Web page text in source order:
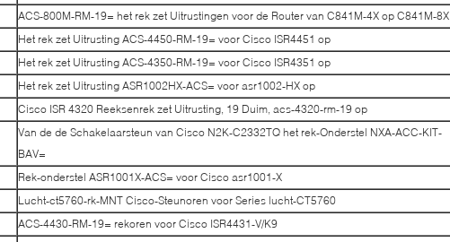
ACS-800M-RM-19= het rek zet Uitrustingen voor de Router van C841M-4X op C841M-8X
Het rek zet Uitrusting ACS-4450-RM-19= voor Cisco ISR4451 op
Het rek zet Uitrusting ACS-4350-RM-19= voor Cisco ISR4351 op
Het rek zet Uitrusting ASR1002HX-ACS= voor asr1002-HX op
Cisco ISR 4320 Reeksenrek zet Uitrusting, 19 Duim, acs-4320-rm-19 op
Van de de Schakelaarsteun van Cisco N2K-C2332TQ het rek-Onderstel NXA-ACC-KIT-
BAV=
Rek-onderstel ASR1001X-ACS= voor Cisco asr1001-X
Lucht-ct5760-rk-MNT Cisco-Steunoren voor Series lucht-CT5760
ACS-4430-RM-19= rekoren voor Cisco ISR4431-V/K9